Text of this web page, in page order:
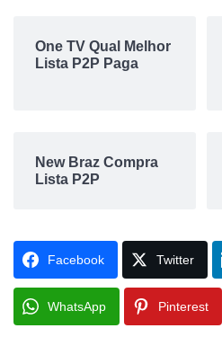
One TV Qual Melhor
Lista P2P Paga
New Braz Compra
Lista P2P
Facebook Twitter
WhatsApp Pinterest